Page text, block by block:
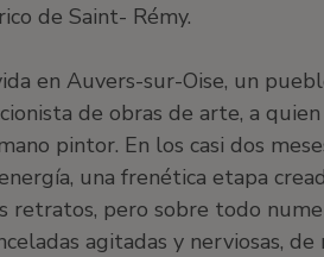
de Saint- Rémy.
en Auvers-sur-Oise, un
de obras de arte, a
pintor. En los casi dos
una frenética etapa
retratos, pero sobre todo
agitadas y nerviosas,